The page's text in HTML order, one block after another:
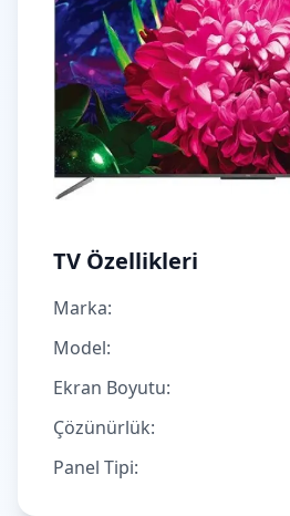
TV Özellikleri
Marka:
Model:
Ekran Boyutu:
Çözünürlük:
Panel Tipi: